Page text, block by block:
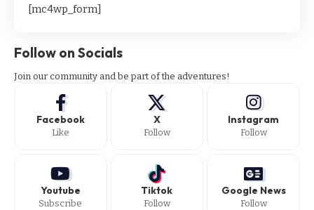
[mc4wp_form]
Follow on Socials
Join our community and be part of the adventures!
Facebook
Like
X
Follow
Instagram
Follow
Youtube
Subscribe
Tiktok
Follow
Google News
Follow